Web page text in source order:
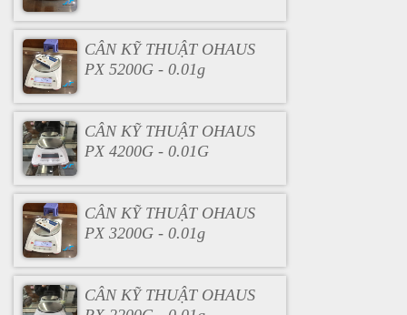
CÂN KỸ THUẬT OHAUS
PX 5200G - 0.01g
CÂN KỸ THUẬT OHAUS
PX 4200G - 0.01G
CÂN KỸ THUẬT OHAUS
PX 3200G - 0.01g
CÂN KỸ THUẬT OHAUS